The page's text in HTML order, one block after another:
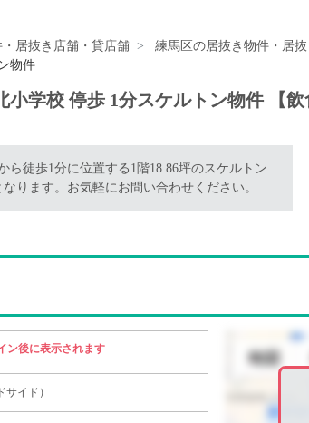
居抜き店舗・貸店舗 練馬区の居抜き物件・居
物件
学校 停歩 1分スケルトン物件 【飲
徒歩1分に位置する1階18.86坪のスケルトン
ります。お気軽にお問い合わせください。
ン後に表示されます
イド）